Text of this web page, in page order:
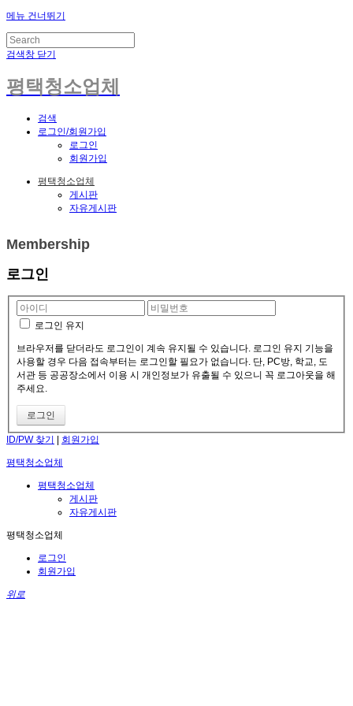
메뉴 건너뛰기
검색창 닫기
평택청소업체
검색
로그인/회원가입
로그인
회원가입
평택청소업체
게시판
자유게시판
Membership
로그인
로그인 유지
브라우저를 닫더라도 로그인이 계속 유지될 수 있습니다. 로그인 유지 기능을
사용할 경우 다음 접속부터는 로그인할 필요가 없습니다. 단, PC방, 학교, 도
서관 등 공공장소에서 이용 시 개인정보가 유출될 수 있으니 꼭 로그아웃을 해
주세요.
ID/PW 찾기 | 회원가입
평택청소업체
평택청소업체
게시판
자유게시판
평택청소업체
로그인
회원가입
위로